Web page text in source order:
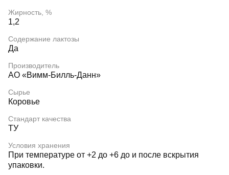
Жирность, %
1,2
Содержание лактозы
Да
Производитель
АО «Вимм-Билль-Данн»
Сырье
Коровье
Стандарт качества
ТУ
Условия хранения
При температуре от +2 до +6 до и после вскрытия
упаковки.